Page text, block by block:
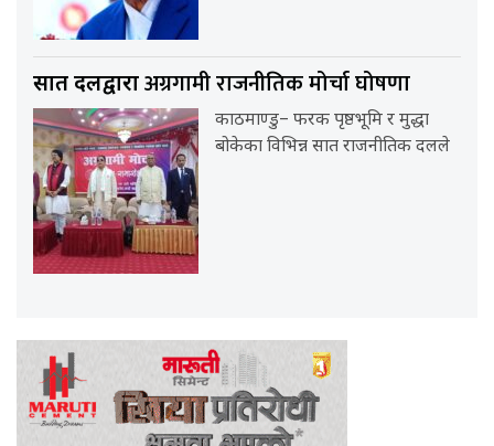
सात दलद्वाराअग्रगामी राजनीतिक मोर्चा घोषणा
काठमाण्डु– फरक पृष्ठभूमि र मुद्धा
बोकेका विभिन्न सात राजनीतिक दलले